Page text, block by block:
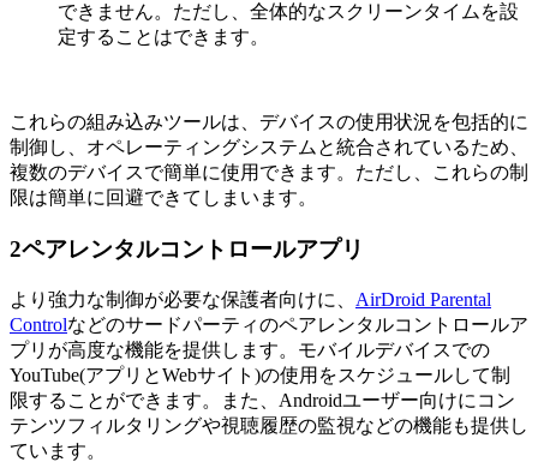
できません。ただし、全体的なスクリーンタイムを設
定することはできます。
これらの組み込みツールは、デバイスの使用状況を包括的に
制御し、オペレーティングシステムと統合されているため、
複数のデバイスで簡単に使用できます。ただし、これらの制
限は簡単に回避できてしまいます。
2ペアレンタルコントロールアプリ
より強力な制御が必要な保護者向けに、 AirDroid Parental
Controlなどのサードパーティのペアレンタルコントロールア
プリが高度な機能を提供します。モバイルデバイスでの
YouTube(アプリとWebサイト)の使用をスケジュールして制
限することができます。また、Androidユーザー向けにコン
テンツフィルタリングや視聴履歴の監視などの機能も提供し
ています。